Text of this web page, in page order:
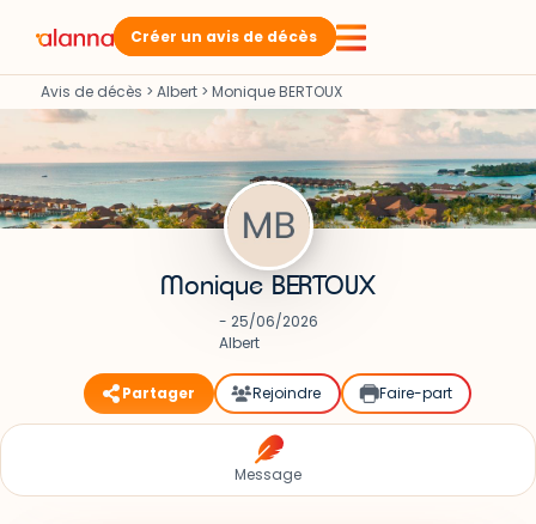
Créer un avis de décès
Avis de décès > Albert > Monique BERTOUX
Monique BERTOUX
- 25/06/2026
Albert
Partager Rejoindre Faire-part
Message